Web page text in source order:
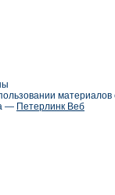
— Петерлинк Веб